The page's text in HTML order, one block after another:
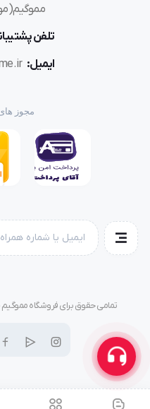
تلفن
ایمیل:
مجوز
تمامی حقوق برای فروشگاه